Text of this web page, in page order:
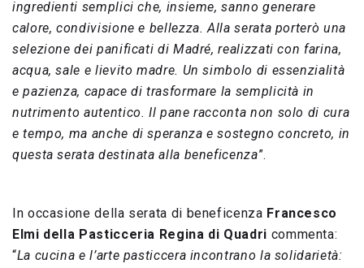
ingredienti semplici che, insieme, sanno generare
calore, condivisione e bellezza. Alla serata porterò una
selezione dei panificati di Madré, realizzati con farina,
acqua, sale e lievito madre. Un simbolo di essenzialità
e pazienza, capace di trasformare la semplicità in
nutrimento autentico. Il pane racconta non solo di cura
e tempo, ma anche di speranza e sostegno concreto, in
questa serata destinata alla beneficenza”.
In occasione della serata di beneficenza Francesco
Elmi della Pasticceria Regina di Quadri commenta:
“La cucina e l’arte pasticcera incontrano la solidarietà: